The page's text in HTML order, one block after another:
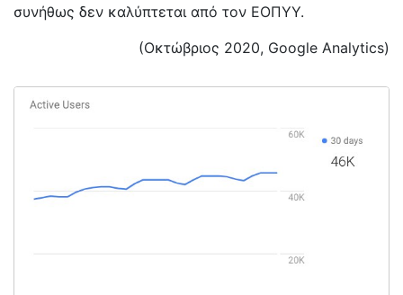
συνήθως δεν καλύπτεται από τον ΕΟΠΥΥ.
(Οκτώβριος 2020, Google Analytics)